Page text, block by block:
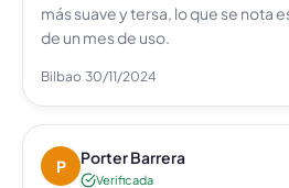
más suave y tersa, lo que se nota
de un mes de uso.
Bilbao 30/11/2024
P Porter Barrera
Verificada